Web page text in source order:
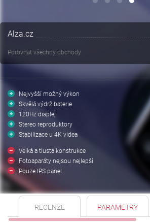
Alza.cz
Porovnat všechny obchody
Nejvyšší možný výkon
Skvělá výdrž baterie
120Hz displej
Stereo reproduktory
Stabilizace u 4K videa
Velká a tlustá konstrukce
Fotoaparáty nejsou nejlepší
Pouze IPS panel
RECENZE PARAMETRY